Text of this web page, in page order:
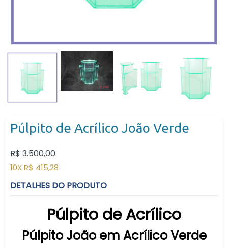
Púlpito de Acrílico João Verde
Preço
normal
R$ 3.500,00
10X R$ 415,28
DETALHES DO PRODUTO
Púlpito de Acrílico
Púlpito João em Acrílico Verde